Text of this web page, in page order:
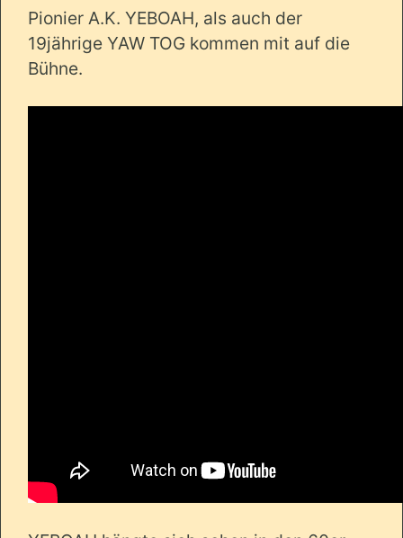
Pionier A.K. YEBOAH, als auch der
19jährige YAW TOG kommen mit auf die
Bühne.